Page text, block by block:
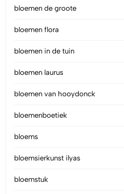
bloemen de groote
bloemen flora
bloemen in de tuin
bloemen laurus
bloemen van hooydonck
bloemenboetiek
bloems
bloemsierkunst ilyas
bloemstuk